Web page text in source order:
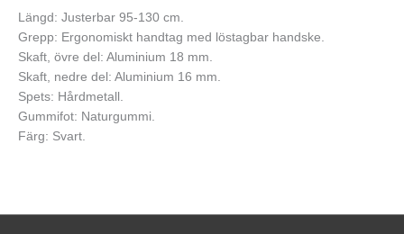
Längd: Justerbar 95-130 cm.
Grepp: Ergonomiskt handtag med löstagbar handske.
Skaft, övre del: Aluminium 18 mm.
Skaft, nedre del: Aluminium 16 mm.
Spets: Hårdmetall.
Gummifot: Naturgummi.
Färg: Svart.